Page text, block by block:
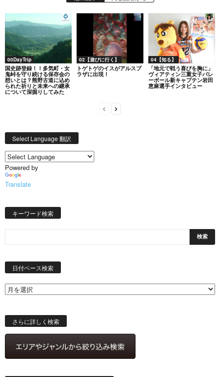
00DayTrip
国史跡登録！！多気町・女
鬼峠を守り続ける保存会の
想いとは？熊野古道に込め
られた祈りと未来への継承
について深掘りしてみた
02【遊びに行く】
トゲトゲのイスがアルスプ
ラザに出現！
04【知る】
「地元で戦う喜びを胸に」
ヴィアティン三重女子バレ
ーボール新キャプテン岩田
恵麻選手インタビュー
Select Language 翻訳
Powered by
Translate
キーワード検索
日付ベース検索
ス
索
さらに詳しく検索